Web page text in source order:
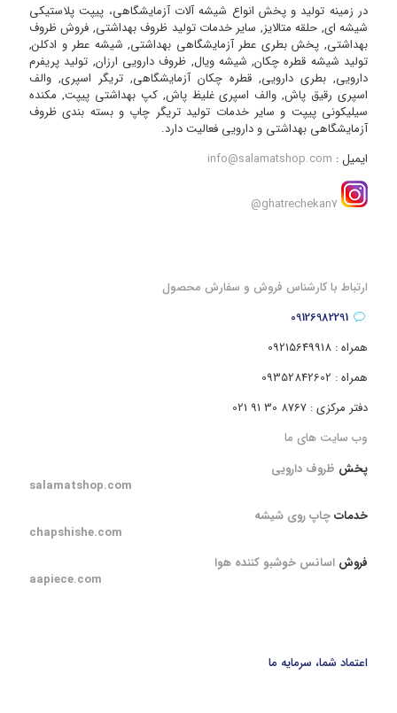
در زمینه تولید و پخش انواع شیشه آلات آزمایشگاهی، پیپت پلاستیکی
شیشه ای, حلقه متالایز, سایر خدمات تولید ظروف بهداشتی, فروش ظروف
بهداشتی, پخش بطری عطر آزمایشگاهی بهداشتی, شیشه عطر و ادکلن,
تولید شیشه قطره چکان, شیشه ویال, ظروف دارویی ارزان, تولید پریفرم
دارویی, بطری دارویی, قطره چکان آزمایشگاهی, تریگر اسپری, والف
اسپری رقیق پاش, والف اسپری غلیظ پاش, کپ بهداشتی پیپت, مکنده
سیلیکونی پیپت و سایر خدمات تولید تریگر چاپ و بسته بندی ظروف
آزمایشگاهی بهداشتی و دارویی فعالیت دارد.
ایمیل : info@salamatshop.com
ghatrechekan7@
ارتباط با کارشناس فروش و سفارش محصول
09126982291
همراه : 09215649918
همراه : 09352842602
دفتر مرکزی : 8767 30 91 021
وب سایت های ما
پخش ظروف دارویی
salamatshop.com
خدماتچاپ روی شیشه
chapshishe.com
فروش اسانس خوشبو کننده هوا
aapiece.com
اعتماد شما، سرمایه ما